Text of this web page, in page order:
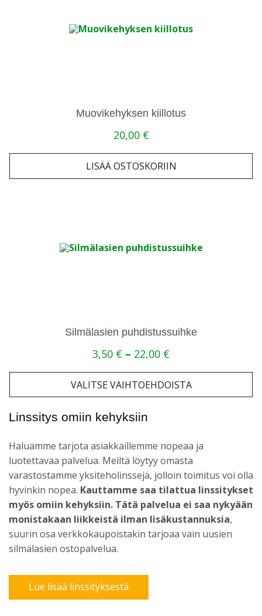
Muovikehyksen kiillotus
20,00 €
LISÄÄ OSTOSKORIIN
Silmälasien puhdistussuihke
3,50 € – 22,00 €Hintaluokka:
-
22,00 €
VALITSE VAIHTOEHDOISTA
Linssitys omiin kehyksiin
Haluamme tarjota asiakkaillemme nopeaa ja
luotettavaa palvelua. Meiltä löytyy omasta
varastostamme yksiteholinssejä, jolloin toimitus voi olla
hyvinkin nopea. Kauttamme saa tilattua linssitykset
myös omiin kehyksiin. Tätä palvelua ei saa nykyään
monistakaan liikkeistä ilman lisäkustannuksia,
suurin osa verkkokaupoistakin tarjoaa vain uusien
silmälasien ostopalvelua.
Lue lisää linssityksestä